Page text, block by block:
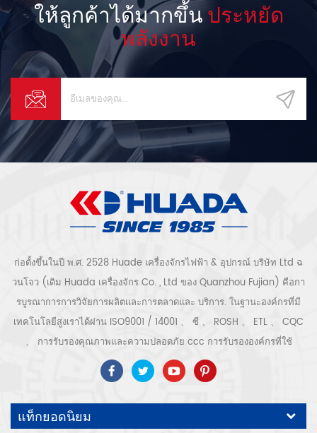
ให้ลูกค้าได้มากขึ้น ประหยัด
พลังงาน
ก่อตั้งขึ้นในปี พ.ศ. 2528 Huade เครื่องจักรไฟฟ้า & อุปกรณ์ บริษัท Ltd ฉ
วนโจว (เดิม Huada เครื่องจักร Co. , Ltd ของ Quanzhou Fujian) คือกา
รบูรณาการการวิจัยการผลิตและการตลาดและ บริการ. ในฐานะองค์กรที่มี
เทคโนโลยีสูงเราได้ผ่าน ISO9001 / 14001 、 ซี 、 ROSH 、 ETL 、 CQC
、 การรับรองคุณภาพและความปลอดภัย ccc การรับรององค์กรที่ใช้
เทคโนโลยีขั้นสูง ฯลฯ ระบบและอุปกรณ์อัดอากาศ ได้แก่ แบบสกรู, ชนิดหอย
โข่ง, แบบไม่มีน้ำมัน, แบบเลื่อน, แบบลูกสูบ, เครื่องเป่า, ตัวกรอง, ท่อระบาย
น้ำ, พร้อมสายการผลิตเครื่องอัดอากาศที่สมบูรณ์ กว่า เครื่องอัดอากาศ 300
ชนิดสำหรับอุตสาหกรรม ผู้เชี่ยวชาญ. ของเรา บริษัท ได้สะสมมากกว่า
แท็กยอดนิยม